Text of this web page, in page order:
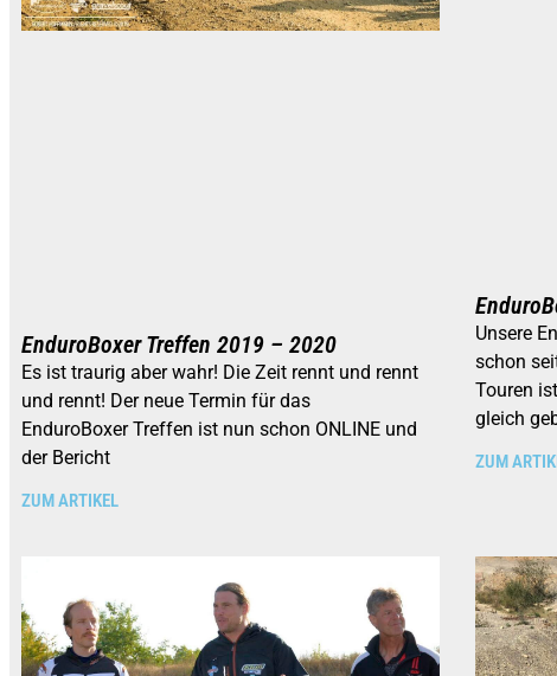
EnduroBoxer Treffen 2019 – 2020
Es ist traurig aber wahr! Die Zeit rennt und rennt
und rennt! Der neue Termin für das
EnduroBoxer Treffen ist nun schon ONLINE und
der Bericht
ZUM ARTIKEL
Unsere
schon
Touren
gleich
ZUM